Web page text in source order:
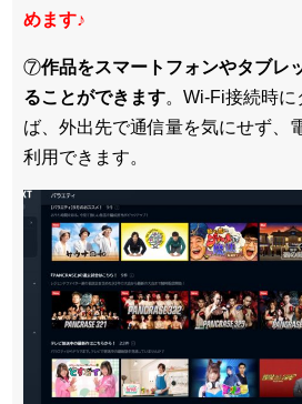
めます♪
⑦作品をスマートフォンやタブレ
ることができます。Wi-Fi接続時
ば、外出先で通信量を気にせず、
利用できます。